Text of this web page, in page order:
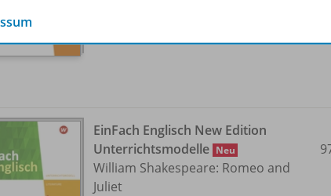
EinFach Englisch New Edition
Unterrichtsmodelle Neu
William Shakespeare: Romeo and
Juliet